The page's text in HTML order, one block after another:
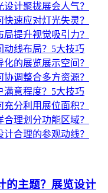
计聚拢展会人气？
速应对灯光失灵？
提升视觉吸引力？
动线布局？5大技巧
的展览展示空间？
调整合多方资源？
满意程度？5大技巧
分利用展位面积？
理划分功能区域？
合理的参观动线？
的主题？展览设计